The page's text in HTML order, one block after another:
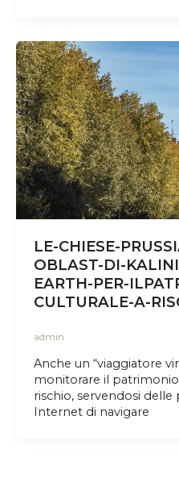
LE-CHIESE-
OBLAST-DI-
EARTH-PER-
CULTURALE-A-
admin
Anche un “viaggiatore
monitorare il patrimonio
rischio, servendosi
Internet di navigare